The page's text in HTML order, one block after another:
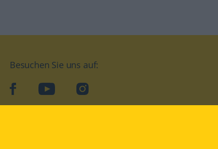
Besuchen Sie uns auf:
facebookYouTube Instagram